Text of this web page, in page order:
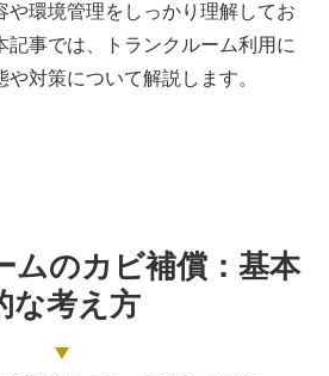
や環境管理をしっかり理解してお
記事では、トランクルーム利用に
対策について解説します。
ムのカビ補償：基本
な考え方